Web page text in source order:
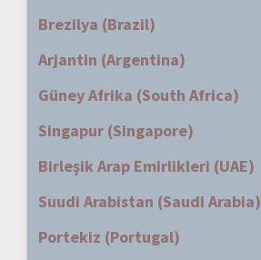
Brezilya (Brazil)
Arjantin (Argentina)
Güney Afrika (South Africa)
Singapur (Singapore)
Birleşik Arap Emirlikleri (UAE)
Suudi Arabistan (Saudi Arabia)
Portekiz (Portugal)